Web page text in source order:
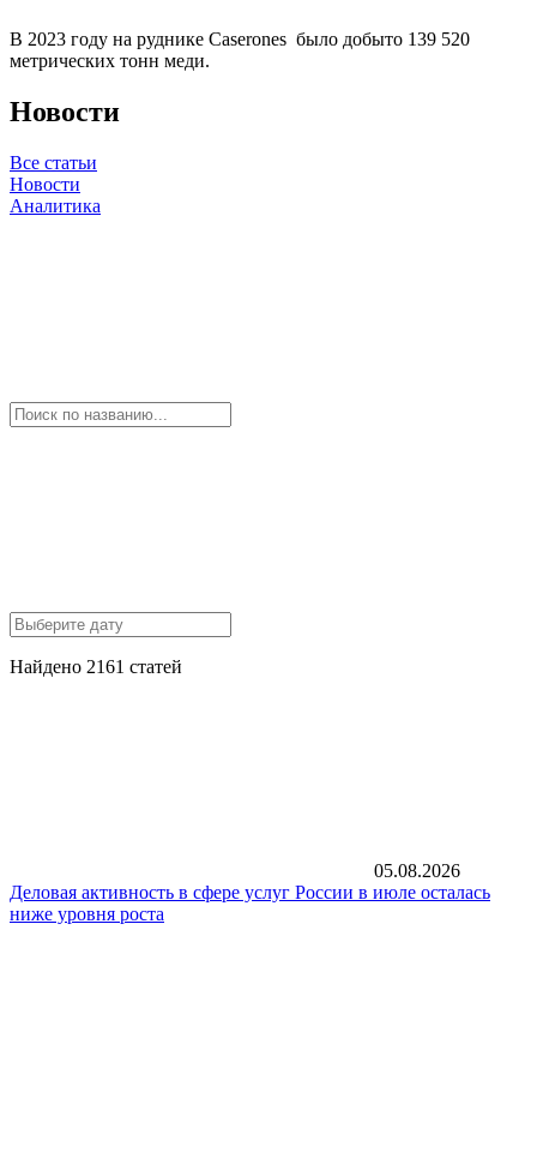
В 2023 году на руднике Caserones было добыто 139 520
метрических тонн меди.
Новости
Все статьи
Новости
Аналитика
Найдено 2161 статей
05.08.2026
Деловая активность в сфере услуг России в июле осталась
ниже уровня роста